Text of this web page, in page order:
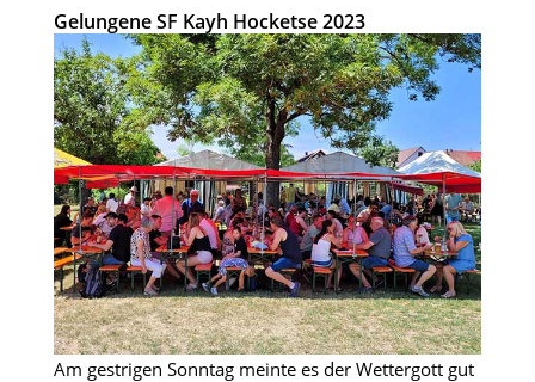
Gelungene SF Kayh Hocketse 2023
Am gestrigen Sonntag meinte es der Wettergott gut